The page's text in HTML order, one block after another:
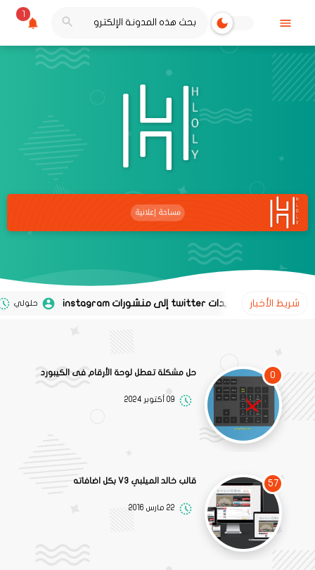
1
شريط الأخبار حلولي 02 نوفمبر 2020
0 حل مشكلة تعطل لوحة الأرقام فى الكيبورد
09 أكتوبر 2024
57 قالب خالد الميلبي V3 بكل اضافاته
22 مارس 2016